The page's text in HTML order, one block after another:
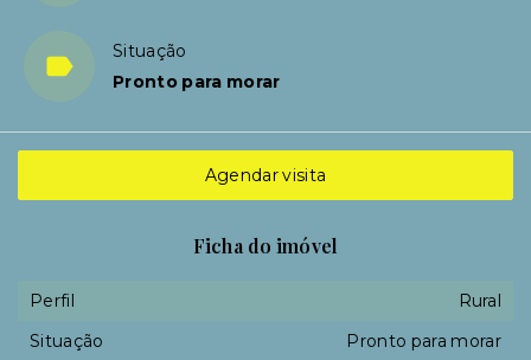
Situação
Pronto para morar
Agendar visita
Ficha do imóvel
Perfil
Rural
Situação
Pronto para morar